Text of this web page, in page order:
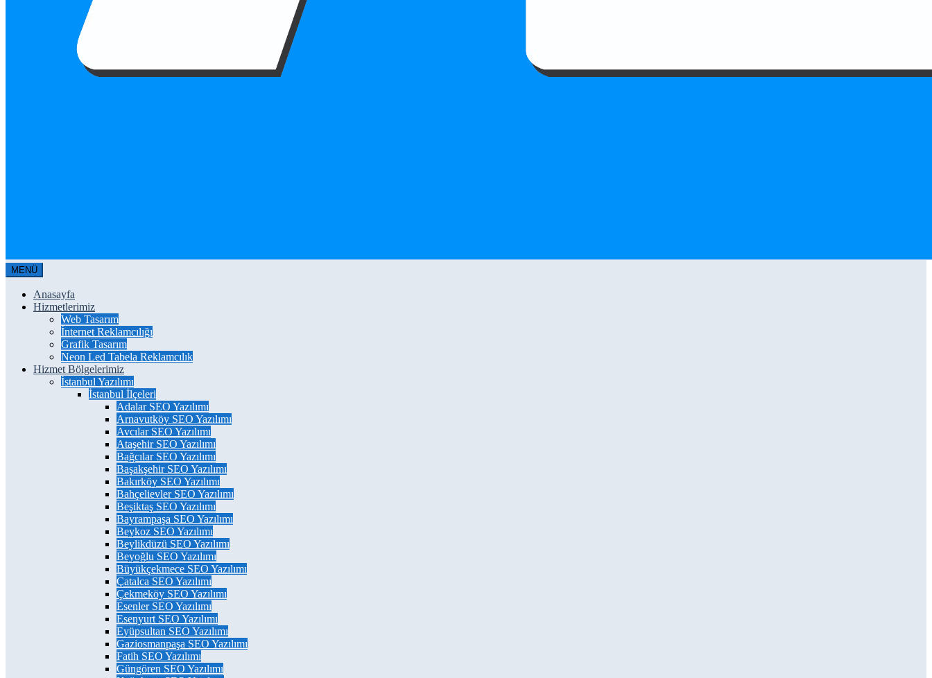
MENÜ
Anasayfa
Hizmetlerimiz
Web Tasarım
İnternet Reklamcılığı
Grafik Tasarım
Neon Led Tabela Reklamcılık
Hizmet Bölgelerimiz
İstanbul Yazılımı
İstanbul İlçeleri
Adalar SEO Yazılımı
Arnavutköy SEO Yazılımı
Avcılar SEO Yazılımı
Ataşehir SEO Yazılımı
Bağcılar SEO Yazılımı
Başakşehir SEO Yazılımı
Bakırköy SEO Yazılımı
Bahçelievler SEO Yazılımı
Beşiktaş SEO Yazılımı
Bayrampaşa SEO Yazılımı
Beykoz SEO Yazılımı
Beylikdüzü SEO Yazılımı
Beyoğlu SEO Yazılımı
Büyükçekmece SEO Yazılımı
Çatalca SEO Yazılımı
Çekmeköy SEO Yazılımı
Esenler SEO Yazılımı
Esenyurt SEO Yazılımı
Eyüpsultan SEO Yazılımı
Gaziosmanpaşa SEO Yazılımı
Fatih SEO Yazılımı
Güngören SEO Yazılımı